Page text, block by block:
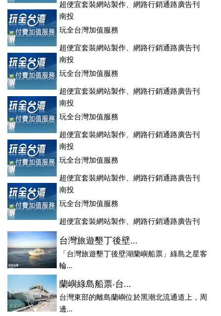
超便宜套裝網站製作、網路行銷通路廣告刊
登、訂房系統、客房委託旅行社銷售，全面優惠中....
南投
玩全台灣加值服務
超便宜套裝網站製作、網路行銷通路廣告刊
登、訂房系統、客房委託旅行社銷售，全面優惠中....
南投
玩全台灣加值服務
超便宜套裝網站製作、網路行銷通路廣告刊
登、訂房系統、客房委託旅行社銷售，全面優惠中....
南投
玩全台灣加值服務
超便宜套裝網站製作、網路行銷通路廣告刊
登、訂房系統、客房委託旅行社銷售，全面優惠中....
南投
玩全台灣加值服務
超便宜套裝網站製作、網路行銷通路廣告刊
登、訂房系統、客房委託旅行社銷售，全面優惠中....
南投
玩全台灣加值服務
超便宜套裝網站製作、網路行銷通路廣告刊
登、訂房系統、客房委託旅行社銷售，全面優惠中....
台灣旅遊墾丁後壁...
「台灣旅遊墾丁後壁湖蘭嶼船票」綠島之星客
輪...
蘭嶼綠島船票‧台...
台灣東部的離島蘭嶼位於黑潮北流通道上，周
邊...